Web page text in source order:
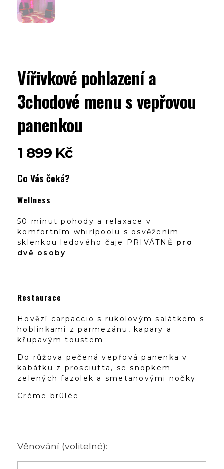
Vířivkové pohlazení a
3chodové menu s vepřovou
panenkou
1 899 Kč
Co Vás čeká?
Wellness
50 minut pohody a relaxace v
komfortním whirlpoolu s osvěžením
sklenkou ledového čaje PRIVÁTNĚ pro
dvě osoby
Restaurace
Hovězí carpaccio s rukolovým salátkem s
hoblinkami z parmezánu, kapary a
křupavým toustem
Do růžova pečená vepřová panenka v
kabátku z prosciutta, se snopkem
zelených fazolek a smetanovými nočky
Crème brûlée
Věnování (volitelné):